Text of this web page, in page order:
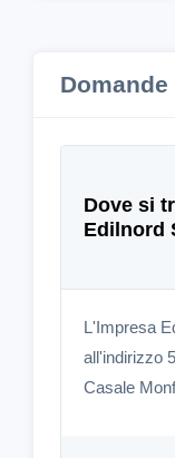
Dove si
Edilnord
L'Impresa
all'indirizzo
Casale